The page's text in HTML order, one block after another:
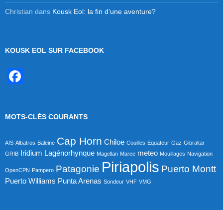
Christian dans Kousk Eol: la fin d’une aventure?
KOUSK EOL SUR FACEBOOK
e
b
o
o
k
MOTS-CLÉS COURANTS
AIS Albatros Baleine Cap Horn Chiloe Couilles Equateur Gaz Gibraltar
GRIB Iridium Lagénorhynque Magellan Maree meteo Mouillages Navigation
OpenCPN Pampero Patagonie Piriapolis Puerto Montt
Puerto Williams Punta Arenas Sondeur VHF VMG